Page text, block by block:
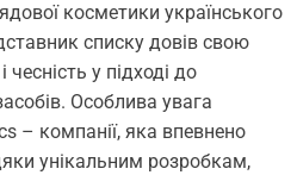
косметики українського
списку довів свою
чесність у підході до
Особлива увага
– компанії, яка впевнено
унікальним розробкам,